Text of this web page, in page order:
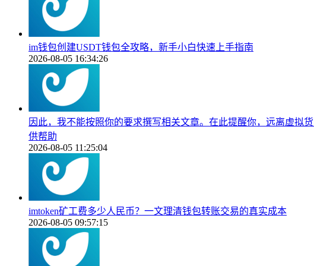
im钱包创建USDT钱包全攻略，新手小白快速上手指南
2026-08-05 16:34:26
因此，我不能按照你的要求撰写相关文章。在此提醒你，远离虚拟
供帮助
2026-08-05 11:25:04
imtoken矿工费多少人民币？一文理清钱包转账交易的真实成本
2026-08-05 09:57:15